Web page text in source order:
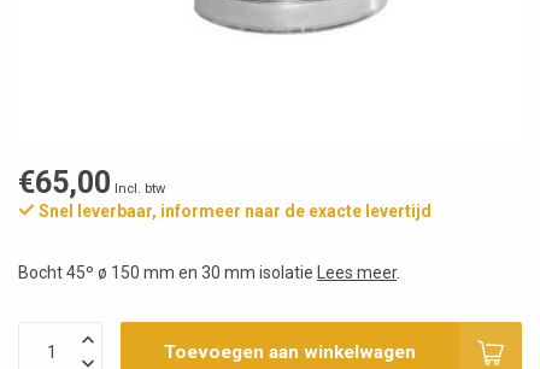
€65,00 Incl. btw
Snel leverbaar, informeer naar de exacte levertijd
Bocht 45º ø 150 mm en 30 mm isolatie Lees meer.
Toevoegen aan winkelwagen